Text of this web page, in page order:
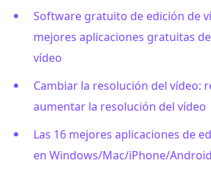
Software gratuito de edición de
mejores aplicaciones gratuitas
vídeo
Cambiar la resolución del vídeo:
aumentar la resolución del vídeo
Las 16 mejores aplicaciones de
en Windows/Mac/iPhone/Android